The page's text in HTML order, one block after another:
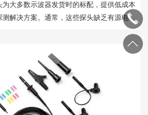
为大多数示波器发货时的标配，提供低成本
测解决方案。通常，这些探头缺乏有源电压
能，但能够在大量应用中提供信号可视化所
性和动态范围。泰克推出全新的无源探头类
定义了无源探头产品类别的性能。